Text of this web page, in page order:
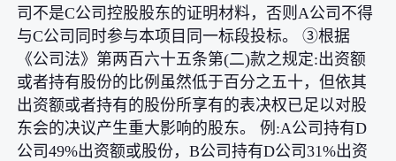
司不是C公司控股股东的证明材料，否则A公司不得
与C公司同时参与本项目同一标段投标。 ③根据
《公司法》第两百六十五条第(二)款之规定:出资额
或者持有股份的比例虽然低于百分之五十，但依其
出资额或者持有的股份所享有的表决权已足以对股
东会的决议产生重大影响的股东。 例:A公司持有D
公司49%出资额或股份，B公司持有D公司31%出资